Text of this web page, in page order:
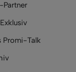
Partner
Promi-Talk